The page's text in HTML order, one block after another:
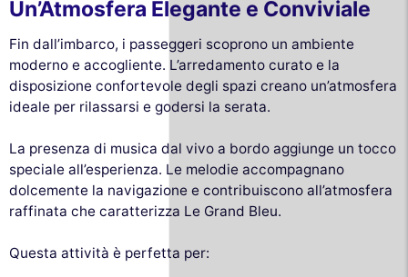
Un’Atmosfera Elegante e Conviviale
Fin dall’imbarco, i passeggeri scoprono un ambiente
moderno e accogliente. L’arredamento curato e la
disposizione confortevole degli spazi creano un’atmosfera
ideale per rilassarsi e godersi la serata.
La presenza di musica dal vivo a bordo aggiunge un tocco
speciale all’esperienza. Le melodie accompagnano
dolcemente la navigazione e contribuiscono all’atmosfera
raffinata che caratterizza Le Grand Bleu.
Questa attività è perfetta per: